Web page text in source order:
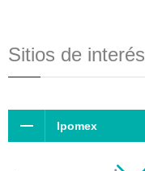
Sitios de interés
Ipomex